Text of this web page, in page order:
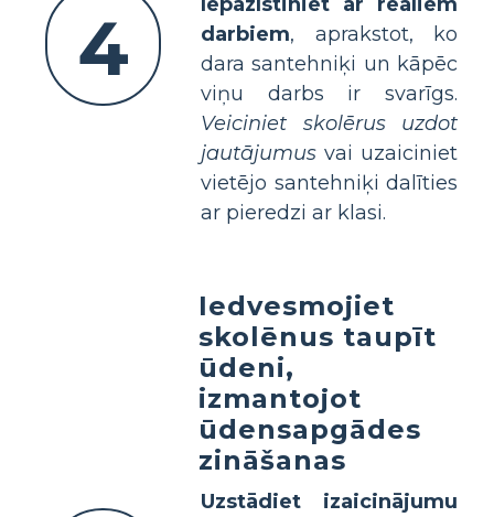
4
darbiem, aprakstot, ko
dara santehniķi un kāpēc
viņu darbs ir svarīgs.
Veiciniet skolērus uzdot
jautājumus vai uzaiciniet
vietējo santehniķi dalīties
ar pieredzi ar klasi.
Iedvesmojiet
skolēnus taupīt
ūdeni,
izmantojot
ūdensapgādes
zināšanas
Uzstādiet izaicinājumu